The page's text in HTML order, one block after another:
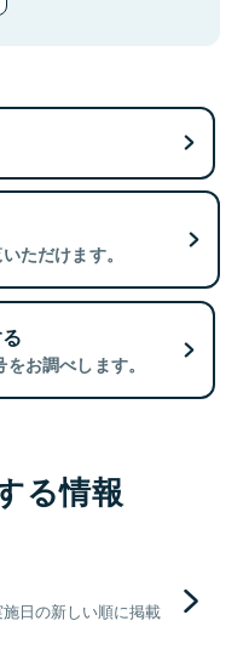
ただけます。
お調べします。
る情報
日の新しい順に掲載